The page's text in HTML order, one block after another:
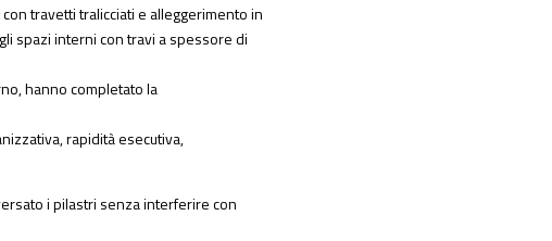
travetti tralicciati e alleggerimento in
spazi interni con travi a spessore di
hanno completato la
rapidità esecutiva,
i pilastri senza interferire con